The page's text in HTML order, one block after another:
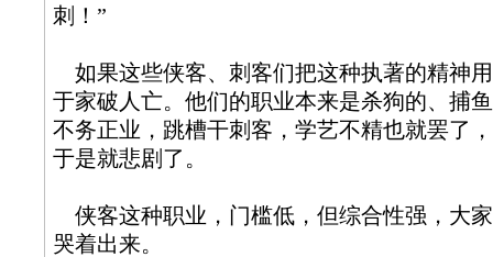
刺！”
如果这些侠客、刺客们把这种执著的精神
于家破人亡。他们的职业本来是杀狗的、捕
不务正业，跳槽干刺客，学艺不精也就罢了
于是就悲剧了。
侠客这种职业，门槛低，但综合性强，大
哭着出来。